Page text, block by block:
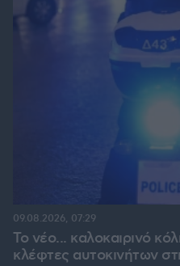
Το νέο... καλοκαιρινό
κλέφτες αυτοκινήτων
09.08.2026, 07:29